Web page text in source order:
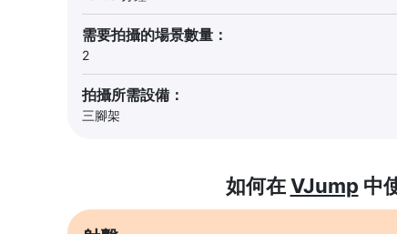
需要拍攝的場景數量：
2
拍攝所需設備：
三腳架
如何在VJump 中